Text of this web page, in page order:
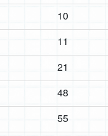
10
11
21
48
55